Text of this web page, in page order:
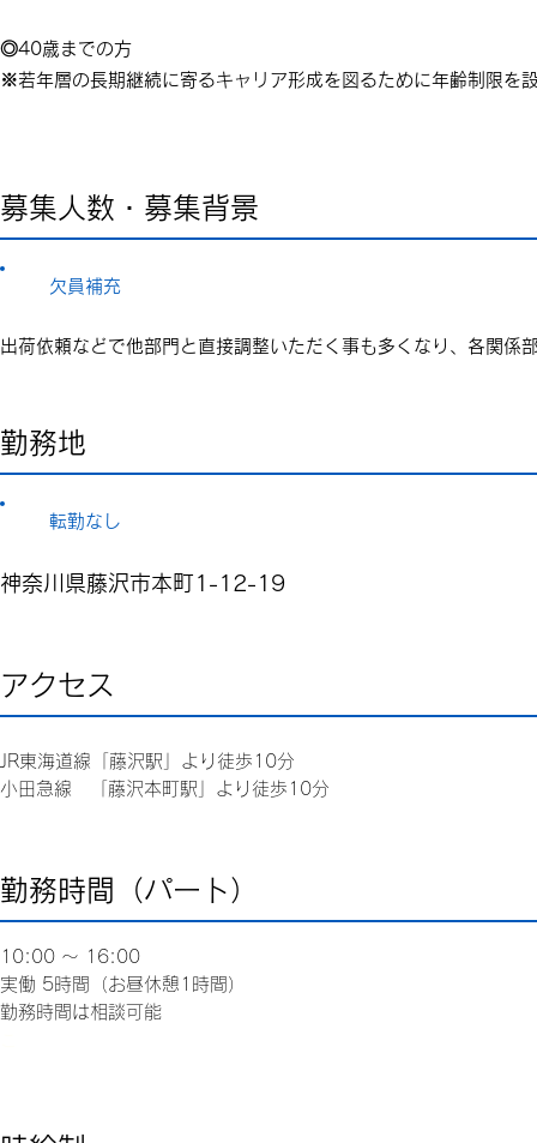
◎40歳までの方
※若年層の長期継続に寄るキャリア形成を図るために年齢制限を
募集人数・募集背景
欠員補充
出荷依頼などで他部門と直接調整いただく事も多くなり、各関
勤務地
転勤なし
神奈川県藤沢市本町1-12-19
アクセス
JR東海道線「藤沢駅」より徒歩10分
小田急線 「藤沢本町駅」より徒歩10分
勤務時間（パート）
10:00 ～ 16:00
実働 5時間（お昼休憩1時間）
勤務時間は相談可能